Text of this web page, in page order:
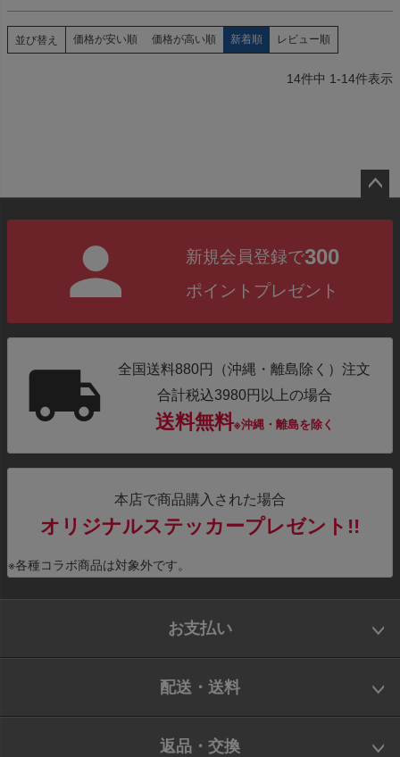
並び替え 価格が安い順 価格が高い順 新着順 レビュー順
14件中 1-14件表示
新規会員登録で300
ポイントプレゼント
全国送料880円（沖縄・離島除く）注文
合計税込3980円以上の場合
送料無料※沖縄・離島を除く
本店で商品購入された場合
オリジナルステッカープレゼント!!
※各種コラボ商品は対象外です。
お支払い
配送・送料
返品・交換